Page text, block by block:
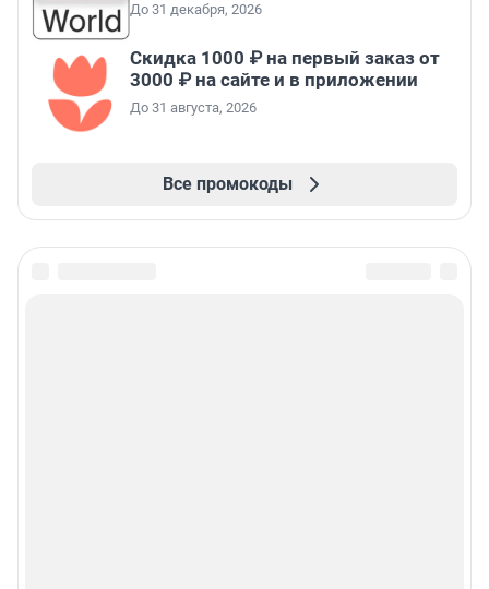
До 31 декабря, 2026
Скидка 1000 ₽ на первый заказ от
3000 ₽ на сайте и в приложении
До 31 августа, 2026
Все промокоды